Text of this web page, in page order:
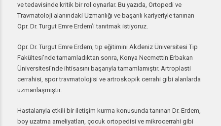
ve tedavisinde kritik bir rol oynarlar. Bu yazıda, Ortopedi ve
Travmatoloji alanındaki Uzmanlığı ve başarılı kariyeriyle tanınan
Opr. Dr. Turgut Emre Erdem’i tanıtmak istiyoruz.
Opr. Dr. Turgut Emre Erdem, tıp eğitimini Akdeniz Üniversitesi Tıp
Fakültesi’nde tamamladıktan sonra, Konya Necmettin Erbakan
Üniversitesi’nde ihtisasını başarıyla tamamlamıştır. Artroplasti
cerrahisi, spor travmatolojisi ve artroskopik cerrahi gibi alanlarda
uzmanlaşmıştır.
Hastalarıyla etkili bir iletişim kurma konusunda tanınan Dr. Erdem,
boy uzatma ameliyatları, çocuk ortopedisi ve mikrocerrahi gibi